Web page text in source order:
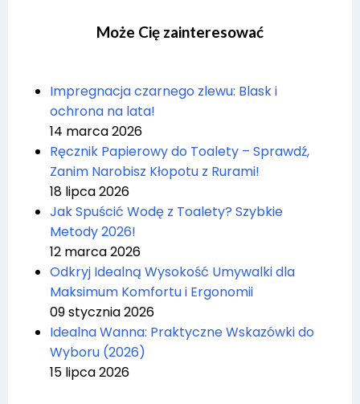
Może Cię zainteresować
Impregnacja czarnego zlewu: Blask i
ochrona na lata!
14 marca 2026
Ręcznik Papierowy do Toalety – Sprawdź,
Zanim Narobisz Kłopotu z Rurami!
18 lipca 2026
Jak Spuścić Wodę z Toalety? Szybkie
Metody 2026!
12 marca 2026
Odkryj Idealną Wysokość Umywalki dla
Maksimum Komfortu i Ergonomii
09 stycznia 2026
Idealna Wanna: Praktyczne Wskazówki do
Wyboru (2026)
15 lipca 2026